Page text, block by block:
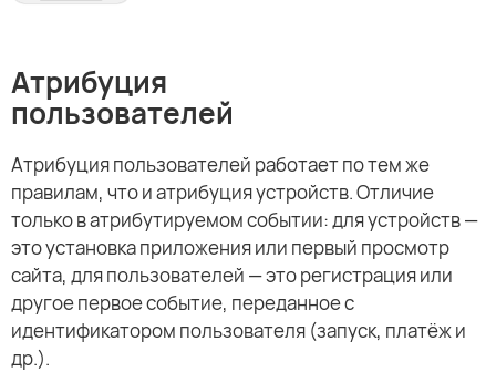
Атрибуция
пользователей
Атрибуция пользователей работает по тем же
правилам, что и атрибуция устройств. Отличие
только в атрибутируемом событии: для устройств —
это установка приложения или первый просмотр
сайта, для пользователей — это регистрация или
другое первое событие, переданное с
идентификатором пользователя (запуск, платёж и
др.).